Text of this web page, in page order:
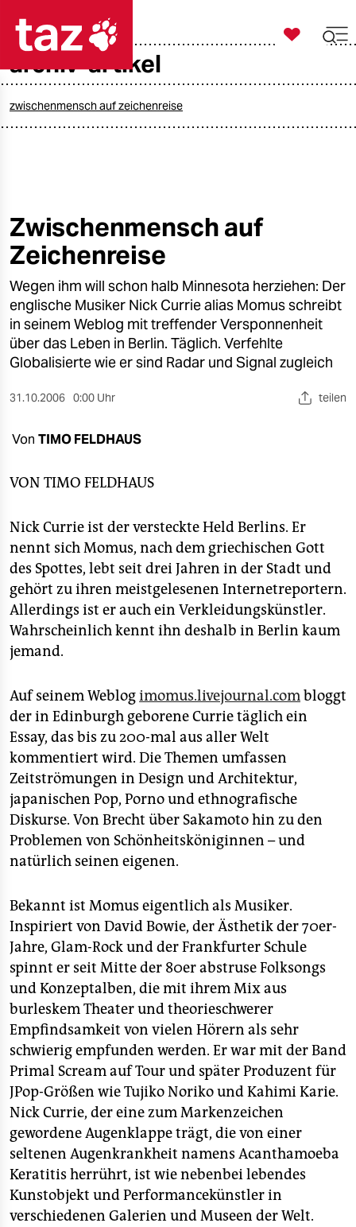
taz zahl ich
öko
gesellschaft
kultur
sport
berlin
nord
wahrheit
veranstaltungen
shop
fragen & hilfe
unterstützen
abo
epaper login

taz zahl ich
archiv-artikel
zwischenmensch auf zeichenreise
Zwischenmensch auf
Zeichenreise
Wegen ihm will schon halb Minnesota herziehen: Der
englische Musiker Nick Currie alias Momus schreibt
in seinem Weblog mit treffender Versponnenheit
über das Leben in Berlin. Täglich. Verfehlte
Globalisierte wie er sind Radar und Signal zugleich
31.10.2006 0:00 Uhr teilen
Von TIMO FELDHAUS
VON TIMO FELDHAUS
Nick Currie ist der versteckte Held Berlins. Er
nennt sich Momus, nach dem griechischen Gott
des Spottes, lebt seit drei Jahren in der Stadt und
gehört zu ihren meistgelesenen Internetreportern.
Allerdings ist er auch ein Verkleidungskünstler.
Wahrscheinlich kennt ihn deshalb in Berlin kaum
jemand.
Auf seinem Weblogimomus.livejournal.combloggt
der in Edinburgh geborene Currie täglich ein
Essay, das bis zu 200-mal aus aller Welt
kommentiert wird. Die Themen umfassen
Zeitströmungen in Design und Architektur,
japanischen Pop, Porno und ethnografische
Diskurse. Von Brecht über Sakamoto hin zu den
Problemen von Schönheitsköniginnen – und
natürlich seinen eigenen.
Bekannt ist Momus eigentlich als Musiker.
Inspiriert von David Bowie, der Ästhetik der 70er-
Jahre, Glam-Rock und der Frankfurter Schule
spinnt er seit Mitte der 80er abstruse Folksongs
und Konzeptalben, die mit ihrem Mix aus
burleskem Theater und theorieschwerer
Empfindsamkeit von vielen Hörern als sehr
schwierig empfunden werden. Er war mit der Band
Primal Scream auf Tour und später Produzent für
JPop-Größen wie Tujiko Noriko und Kahimi Karie.
Nick Currie, der eine zum Markenzeichen
gewordene Augenklappe trägt, die von einer
seltenen Augenkrankheit namens Acanthamoeba
Keratitis herrührt, ist wie nebenbei lebendes
Kunstobjekt und Performancekünstler in
verschiedenen Galerien und Museen der Welt.